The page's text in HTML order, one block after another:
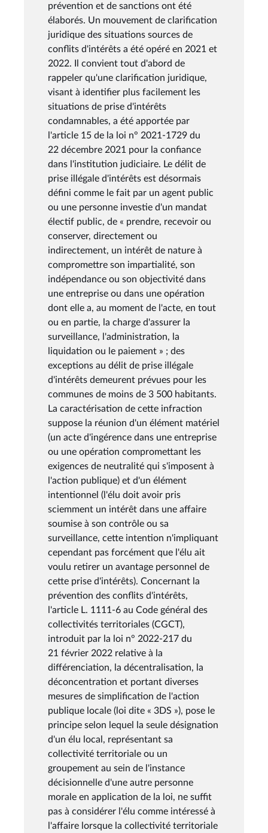
prévention et de sanctions ont été
élaborés. Un mouvement de clarification
juridique des situations sources de
conflits d'intérêts a été opéré en 2021 et
2022. Il convient tout d'abord de
rappeler qu'une clarification juridique,
visant à identifier plus facilement les
situations de prise d'intérêts
condamnables, a été apportée par
l'article 15 de la loi n° 2021-1729 du
22 décembre 2021 pour la confiance
dans l'institution judiciaire. Le délit de
prise illégale d'intérêts est désormais
défini comme le fait par un agent public
ou une personne investie d'un mandat
électif public, de « prendre, recevoir ou
conserver, directement ou
indirectement, un intérêt de nature à
compromettre son impartialité, son
indépendance ou son objectivité dans
une entreprise ou dans une opération
dont elle a, au moment de l'acte, en tout
ou en partie, la charge d'assurer la
surveillance, l'administration, la
liquidation ou le paiement » ; des
exceptions au délit de prise illégale
d'intérêts demeurent prévues pour les
communes de moins de 3 500 habitants.
La caractérisation de cette infraction
suppose la réunion d'un élément matériel
(un acte d'ingérence dans une entreprise
ou une opération compromettant les
exigences de neutralité qui s'imposent à
l'action publique) et d'un élément
intentionnel (l'élu doit avoir pris
sciemment un intérêt dans une affaire
soumise à son contrôle ou sa
surveillance, cette intention n'impliquant
cependant pas forcément que l'élu ait
voulu retirer un avantage personnel de
cette prise d'intérêts). Concernant la
prévention des conflits d'intérêts,
l'article L. 1111-6 au Code général des
collectivités territoriales (CGCT),
introduit par la loi n° 2022-217 du
21 février 2022 relative à la
différenciation, la décentralisation, la
déconcentration et portant diverses
mesures de simplification de l'action
publique locale (loi dite « 3DS »), pose le
principe selon lequel la seule désignation
d'un élu local, représentant sa
collectivité territoriale ou un
groupement au sein de l'instance
décisionnelle d'une autre personne
morale en application de la loi, ne suffit
pas à considérer l'élu comme intéressé à
l'affaire lorsque la collectivité territoriale